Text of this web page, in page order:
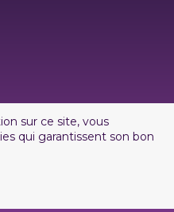
- Tous droits réservés
sur ce site, vous
qui garantissent son bon